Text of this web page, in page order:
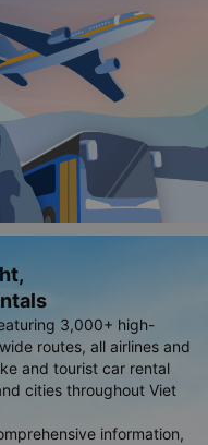
3,000+ high-
routes, all airlines and
and tourist car rental
cities throughout Viet
information,